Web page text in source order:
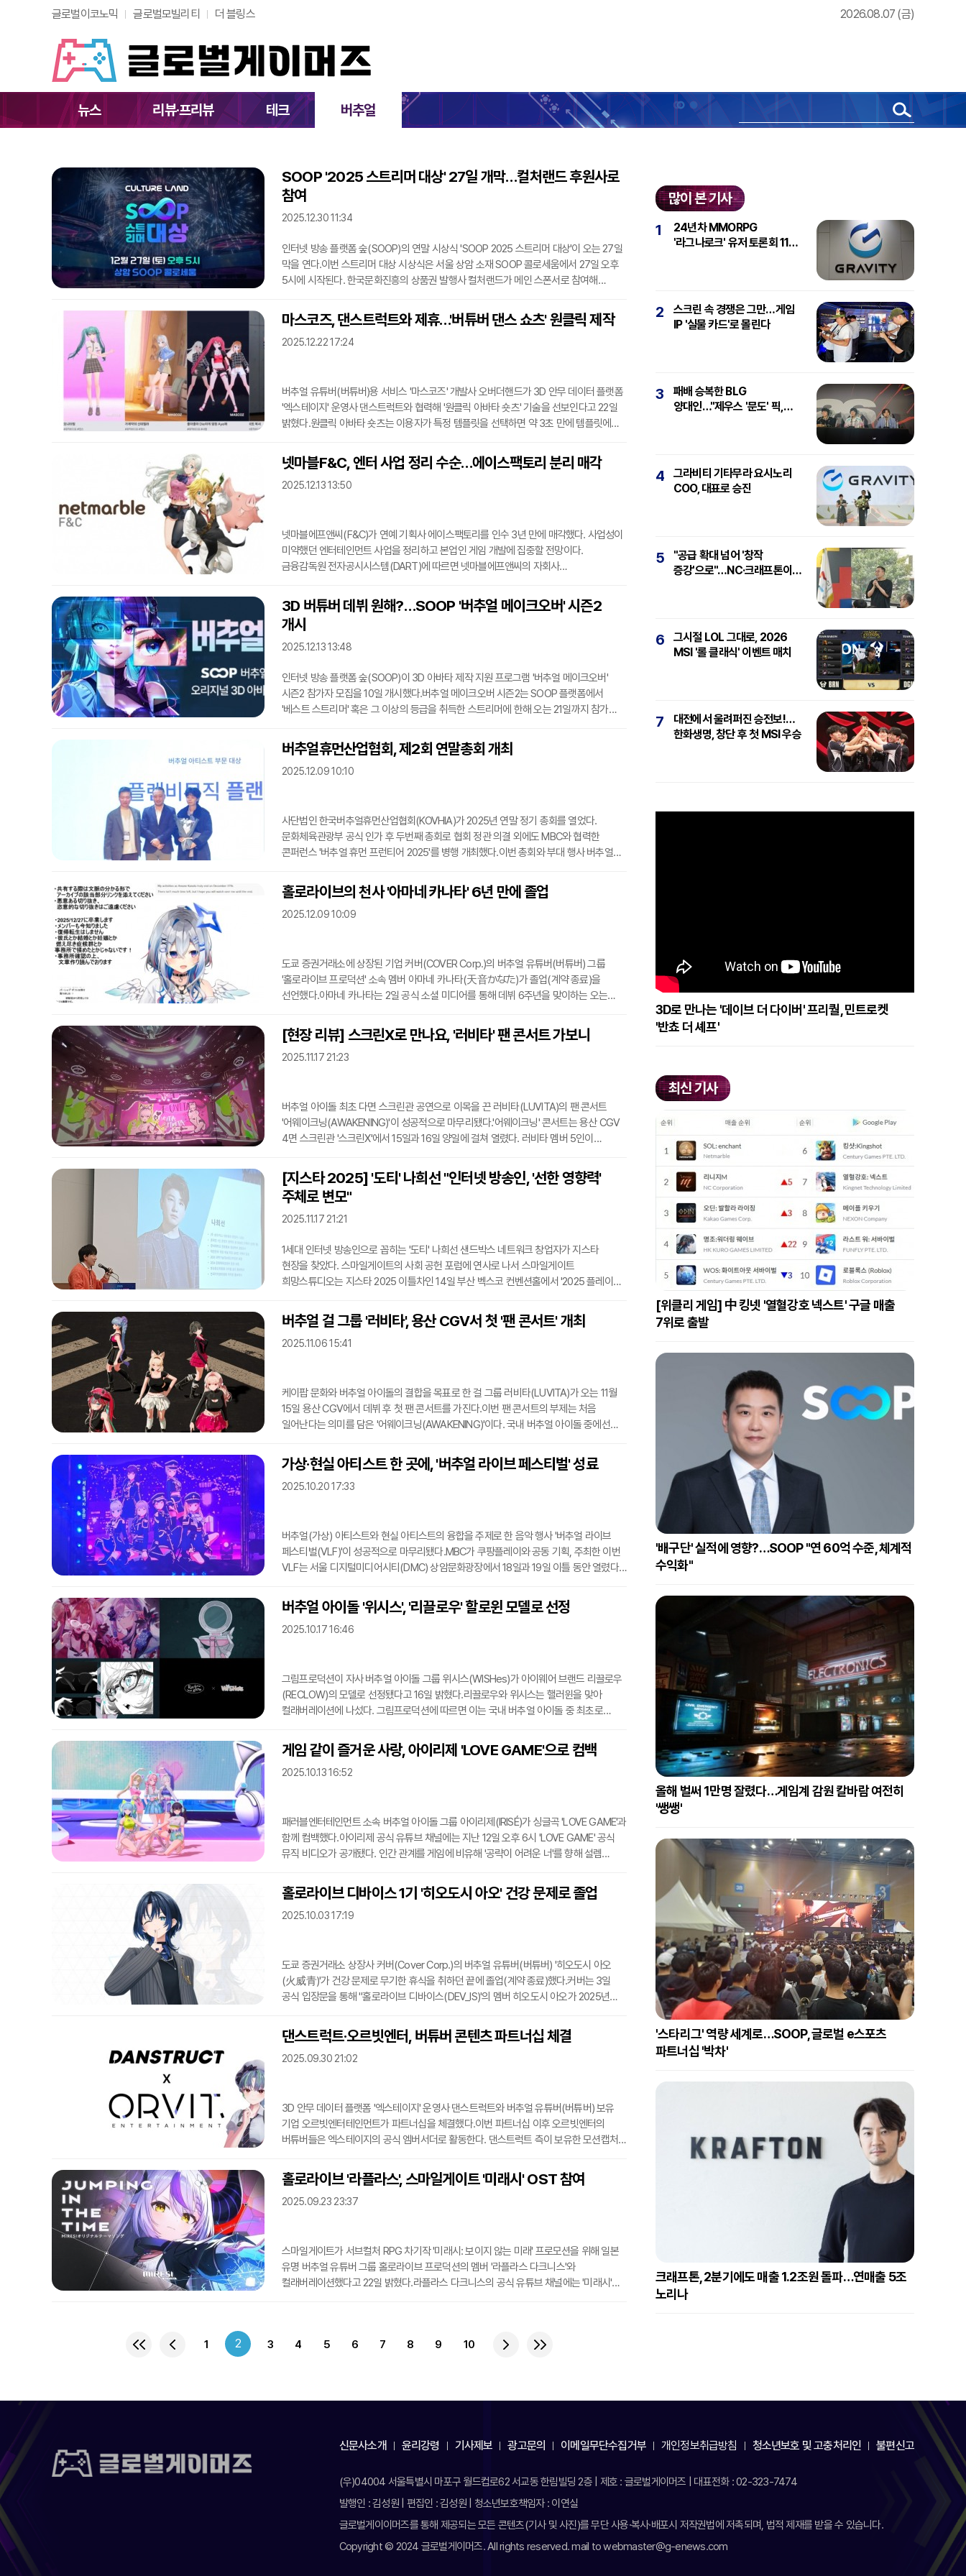
글로벌이코노믹 글로벌모빌리티 더 블링스 2026.08.07 (금)
뉴스 리뷰·프리뷰 테크 버추얼
SOOP '2025 스트리머 대상' 27일 개막…컬처랜드 후원사로
참여
2025.12.30 11:34
인터넷 방송 플랫폼 숲(SOOP)의 연말 시상식 'SOOP 2025 스트리머 대상'이 오는 27일
막을 연다.이번 스트리머 대상 시상식은 서울 상암 소재 SOOP 콜로세움에서 27일 오후
5시에 시작된다. 한국문화진흥의 상품권 발행사 컬처랜드가 메인 스폰서로 참여해
의 스트리머에게 주어지는 '올해의 수상 스트리머', 올해 데뷔한 스트리머에 한해 상위
0.1%를 선정하는 '신인상', 게임과 스포츠, 보이는 라디오 등 3개 부문에 걸쳐 최고의
스트리머를 선정하는 '스트리머 대상'과 최고의 방송 콘텐츠에 수여하는 '콘텐츠 대상'으로
마스코즈, 댄스트럭트와 제휴…'버튜버 댄스 쇼츠' 원클릭 제작
2025.12.22 17:24
버추얼 유튜버(버튜버)용 서비스 '마스코즈' 개발사 오버더핸드가 3D 안무 데이터 플랫폼
'엑스테이지' 운영사 댄스트럭트와 협력해 '원클릭 아바타 숏츠' 기술을 선보인다고 22일
밝혔다.원클릭 아바타 숏츠는 이용자가 특정 템플릿을 선택하면 약 3초 만에 템플릿에
콘텐츠를 대거 노출해 크리에이터로서 진입 장벽을 낮춘다는 계획이다.댄스트럭트는
해당 서비스의 템플릿을 위해 다양한 댄스 리소스를 공급한다. 국내외 안무가들과 협력해
K-댄스 기반 모션 콘텐츠를 디지털 리소스화, 약 수천 종의 고퀄리티 모션 데이터를
넷마블F&C, 엔터 사업 정리 수순…에이스팩토리 분리 매각
2025.12.13 13:50
넷마블에프앤씨(F&C)가 연예 기획사 에이스팩토리를 인수 3년 만에 매각했다. 사업성이
미약했던 엔터테인먼트 사업을 정리하고 본업인 게임 개발에 집중할 전망이다.
금융감독원 전자공시시스템(DART)에 따르면 넷마블에프앤씨의 자회사
매각한다.에이스팩토리는 이종석, 이준혁, 조우진, 한혜진, 윤세아, 염혜란 등이 소속된
연예기획사다. '자백'과 '그리드', '인사이더', '좋거나 나쁜 동재' 등 드라마 제작에도
참여해왔다.넷마블F&C는 당초 2022년 12월에 에이스팩토리를 인수했다. 당시 인수에
들인 금액은 약 398억 원으로 알려졌다. 이듬해 4월에는 이를 또 다
3D 버튜버 데뷔 원해?…SOOP '버추얼 메이크오버' 시즌2
개시
2025.12.13 13:48
인터넷 방송 플랫폼 숲(SOOP)이 3D 아바타 제작 지원 프로그램 '버추얼 메이크오버'
시즌2 참가자 모집을 10일 개시했다.버추얼 메이크오버 시즌2는 SOOP 플랫폼에서
'베스트 스트리머' 혹은 그 이상의 등급을 취득한 스트리머에 한해 오는 21일까지 참가
이상, 최근 3개월 내 60일 이상 방송 등의 요건을 갖춘 이들이 신청, 심사를 통해 취득할
수 있는 등급이다.SOOP 측은 신청자들의 요건을 고려해 3D 아바타의 모델링과 리깅 등
제작을 돕는다. 아바타 공개 라이브 쇼케이스 '3D 라이브 쇼케이스'에 출연하는 것은 물론
버추얼휴먼산업협회, 제2회 연말총회 개최
2025.12.09 10:10
사단법인 한국버추얼휴먼산업협회(KOVHIA)가 2025년 연말 정기 총회를 열었다.
문화체육관광부 공식 인가 후 두번째 총회로 협회 정관 의결 외에도 MBC와 협력한
콘퍼런스 '버추얼 휴먼 프런티어 2025'를 병행 개최했다.이번 총회와 부대 행사 버추얼
개막했다. 스페이스 일러스타는 서브컬처 행사 '일러스타 페스' 주관사 스타라이크가 운영
중인 복합 문화 공간이다.총회에선 기존 공동 협회장인 서국한 두리번 대표와 오제욱
티그라운드 대표가 내년에도 공동 협회장을 맡는 것이 확정됐다. 임원사는 두리번과
홀로라이브의 천사 '아마네 카나타' 6년 만에 졸업
2025.12.09 10:09
도쿄 증권거래소에 상장된 기업 커버(COVER Corp.)의 버추얼 유튜버(버튜버) 그룹
'홀로라이브 프로덕션' 소속 멤버 아마네 카나타(天音かなた)가 졸업(계약 종료)을
선언했다.아마네 카나타는 2일 공식 소셜 미디어를 통해 데뷔 6주년을 맞이하는 오는
걸쳐 졸업 경위와 이후 계획을 발표했다.카나타는 2019년 12월 27일, 홀로라이브
4기생으로 데뷔했다. 캐릭터 설정은 '음악 공연을 목표로 한 천계 학원의 천사'로 음악
활동을 중심으로 성대모사, 만담, 게임 등 다방면에서 고른 활동을 해온 멤버다. 2021년
[현장 리뷰] 스크린X로 만나요, '러비타' 팬 콘서트 가보니
2025.11.17 21:23
버추얼 아이돌 최초 다면 스크린관 공연으로 이목을 끈 러비타(LUVITA)의 팬 콘서트
'어웨이크닝(AWAKENING)'이 성공적으로 마무리됐다.'어웨이크닝' 콘서트는 용산 CGV
4면 스크린관 '스크린X'에서 15일과 16일 양일에 걸쳐 열렸다. 러비타 멤버 5인이
스크린을 활용해 입체감 있게 공연을 볼 수 있는 구성은 물론 홀로라이브 프로덕션의 인기
멤버 '네리사 레이븐크로프트', 현실 엔터테이너 '메이제이 리'와 '예린'까지 협연한 것이
눈에 띄었다.러비타는 버추얼 콘텐츠 전문 기업 두리번이 기획한 케이팝 버추얼 아이돌
프로젝트 '브이리얼(V-REAL)'을 통
[지스타 2025] '도티' 나희선 "인터넷 방송인, '선한 영향력'
주체로 변모"
2025.11.17 21:21
1세대 인터넷 방송인으로 꼽히는 '도티' 나희선 샌드박스 네트워크 창업자가 지스타
현장을 찾았다. 스마일게이트의 사회 공헌 포럼에 연사로 나서 스마일게이트
희망스튜디오는 지스타 2025 이틀차인 14일 부산 벡스코 컨벤션홀에서 '2025 플레이
주제로 발표했다.도티는 2010년도 초반부터 게임 '마인크래프트' 유튜브 채널로 인기를
끌었다. 2018년 기준 국내에서 게임을 주제로 한 유튜브 채널 중 최초로 200만 구독자를
달성했던 인물이다.그는 "유튜브를 하던 초창기만 해도 유튜브 한국 담당자에게 '언젠가는
버추얼 걸 그룹 '러비타', 용산 CGV서 첫 '팬 콘서트' 개최
2025.11.06 15:41
케이팝 문화와 버추얼 아이돌의 결합을 목표로 한 걸 그룹 러비타(LUVITA)가 오는 11월
15일 용산 CGV에서 데뷔 후 첫 팬 콘서트를 가진다.이번 팬 콘서트의 부제는 처음
일어난다는 의미를 담은 '어웨이크닝(AWAKENING)'이다. 국내 버추얼 아이돌 중에선
전문 기업 두리번이 기획한 케이팝 버추얼 아이돌 프로젝트 '브이리얼(V-REAL)'을 통해
지난 7월 16일 결성됐다. 당시 프로그램에는 김희철과 예린, 메이제이 리 등이 멘토로
참여했다.지난달 9일 'MBC 버추얼라이브 페스티벌 위드 쿠팡 플레이'에서 러비타는 결성
가상·현실 아티스트 한 곳에, '버추얼 라이브 페스티벌' 성료
2025.10.20 17:33
버추얼(가상) 아티스트와 현실 아티스트의 융합을 주제로 한 음악 행사 '버추얼 라이브
페스티벌(VLF)'이 성공적으로 마무리됐다.MBC가 쿠팡플레이와 공동 기획, 주최한 이번
VLF는 서울 디지털미디어시티(DMC) 상암문화광장에서 18일과 19일 이틀 동안 열렸다.
둘째 날의 엔딩을 맡아 큰 화제가 됐다.이세계아이돌은 올 5월 'Stargazers' 음원 출시 후
아티스트로서 공백기가 있었던 가운데 11월 3일 컴백을 앞두고 공연에 나섰다.
플레이브의 경우 아시아 투어 콘서트 '대시(DASH)'로 이달 중국 홍콩, 인도네시아
버추얼 아이돌 '위시스', '리끌로우' 할로윈 모델로 선정
2025.10.17 16:46
그림프로덕션이 자사 버추얼 아이돌 그룹 위시스(WISHes)가 아이웨어 브랜드 리끌로우
(RECLOW)의 모델로 선정됐다고 16일 밝혔다.리끌로우와 위시스는 핼러윈을 맞아
컬래버레이션에 나섰다. 그림프로덕션에 따르면 이는 국내 버추얼 아이돌 중 최초로
'므므네'가 등장하는 패션 필름 영상을 선보였다. 두 멤버는 명동 리끌로우 매장 옥외 대형
스크린에도 등장할 예정이다.위시스는 2024년 11월 활동을 개시한 버추얼 유튜버
(버튜버) '아일라'와 '므므네'로 구성된 그룹이다. 버튜버 활동에 더해 비주얼 노벨 게임을
게임 같이 즐거운 사랑, 아이리제 'LOVE GAME'으로 컴백
2025.10.13 16:52
패러블엔터테인먼트 소속 버추얼 아이돌 그룹 아이리제(IRISÉ)가 싱글곡 'LOVE GAME'과
함께 컴백했다.아이리제 공식 유튜브 채널에는 지난 12일 오후 6시 'LOVE GAME' 공식
뮤직 비디오가 공개됐다. 인간 관계를 게임에 비유해 '공략이 어려운 너'를 향해 설렘
'IRISÉ SHOWCASE: UNVEIL'을 선보였다. 기존에 비해 더욱 성장한 음악, 퍼포먼스를
보이겠다는 의지를 담았다.아이리제는 2025년 2월, 오리지널 음원 '날개(WINGS)'를
선보이며 데뷔한 5인조 버추얼 걸그룹이다. '뤼네'와 '샤나', '키리', '티즈', '제로'로
홀로라이브 디바이스 1기 '히오도시 아오' 건강 문제로 졸업
2025.10.03 17:19
도쿄 증권거래소 상장사 커버(Cover Corp.)의 버추얼 유튜버(버튜버) '히오도시 아오
(火威青)'가 건강 문제로 무기한 휴식을 취하던 끝에 졸업(계약 종료)했다.커버는 3일
공식 입장문을 통해 "홀로라이브 디바이스(DEV_IS)'의 멤버 히오도시 아오가 2025년
활동하며 홀로라이브 프로덕션 발전에 기여해준 점에 진심으로 감사드린다"고 발표했다.
졸업한 히오도시 아오를 위한 팬 레터는 오는 10월 31일까지 접수하며 유튜브 등의 멤버십
한정 콘텐츠는 내년 1월 31일 이후 비공개 조치될 예정이다.히오도시 아오는 홀로라이브
댄스트럭트·오르빗엔터, 버튜버 콘텐츠 파트너십 체결
2025.09.30 21:02
3D 안무 데이터 플랫폼 '엑스테이지' 운영사 댄스트럭트와 버추얼 유튜버(버튜버) 보유
기업 오르빗엔터테인먼트가 파트너십을 체결했다.이번 파트너십 이후 오르빗엔터의
버튜버들은 엑스테이지의 공식 엠버서더로 활동한다. 댄스트럭트 측이 보유한 모션캡처
댄스트럭트는 2020년 설립된 엔터테인먼트 테크 스타트업이다. 국내외 안무가들과
협력해 K-댄스 기반 모션 콘텐츠를 디지털 자산화해온 곳이다.오르빗엔터테인먼트는
2023년 설립된 콘텐츠 스타트업이다. 최근 K-팝 버추얼 아이돌 '러비타' 프로젝트에
홀로라이브 '라플라스', 스마일게이트 '미래시' OST 참여
2025.09.23 23:37
스마일게이트가 서브컬처 RPG 차기작 '미래시: 보이지 않는 미래' 프로모션을 위해 일본
유명 버추얼 유튜버 그룹 홀로라이브 프로덕션의 멤버 '라플라스 다크니스'와
컬래버레이션했다고 22일 밝혔다.라플라스 다크니스의 공식 유튜브 채널에는 '미래시'의
구한다는 이야기를 다룬다. 새로운 OST에는 이러한 배경 세계관을 반영해 '불안한 미래를
1 2 3 4 5 6 7 8 9 10
많이 본 기사
1
24년차 MMORPG
'라그나로크' 유저 토론회 11일
2
스크린 속 경쟁은 그만…게임
IP '실물 카드'로 몰린다
3
패배 승복한 BLG
양대인…"제우스 '문도' 픽,
4
그라비티 기타무라 요시노리
COO, 대표로 승진
5
"공급 확대 넘어 '창작
증강'으로"…NC·크래프톤이
6
그시절 LOL 그대로, 2026
MSI '롤 클래식' 이벤트 매치
7
대전에서 울려퍼진 승전보!…
한화생명, 창단 후 첫 MSI 우승
3D로 만나는 '데이브 더 다이버' 프리퀄, 민트로켓
'반쵸 더 셰프'
최신 기사
[위클리 게임] 中 킹넷 '열혈강호 넥스트' 구글 매출
7위로 출발
'배구단' 실적에 영향?…SOOP "연 60억 수준, 체계적
수익화"
올해 벌써 1만명 잘렸다…게임계 감원 칼바람 여전히
'쌩쌩'
'스타리그' 역량 세계로…SOOP, 글로벌 e스포츠
파트너십 '박차'
크래프톤, 2분기에도 매출 1.2조원 돌파…연매출 5조
노리나
신문사소개 윤리강령 기사제보 광고문의 이메일무단수집거부 개인정보취급방침 청소년보호 및 고충처리인 불편신고
(우)04004 서울특별시 마포구 월드컵로62 서교동 한림빌딩 2층 | 제호 : 글로벌게이머즈 | 대표전화 : 02-323-7474
발행인 : 김성원 | 편집인 : 김성원 | 청소년보호책임자 : 이연실
글로벌게이이머즈를 통해 제공되는 모든 콘텐츠(기사 및 사진)를 무단 사용·복사·배포시 저작권법에 저촉되며, 법적 제재를 받을 수 있습니다.
Copyright © 2024 글로벌게이머즈. All rights reserved. mail to webmaster@g-enews.com